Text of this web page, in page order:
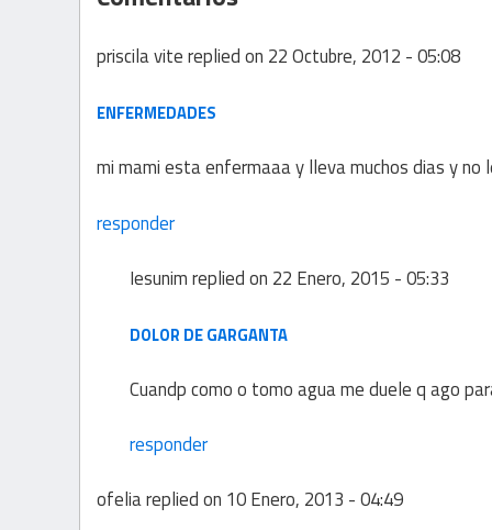
priscila vitereplied on 22 Octubre, 2012 - 05:08
ENFERMEDADES
mi mami esta enfermaaa y lleva muchos dias y
responder
Iesunimreplied on 22 Enero, 2015 - 05:33
DOLOR DE GARGANTA
Cuandp como o tomo agua me duele q ago
responder
ofeliareplied on 10 Enero, 2013 - 04:49